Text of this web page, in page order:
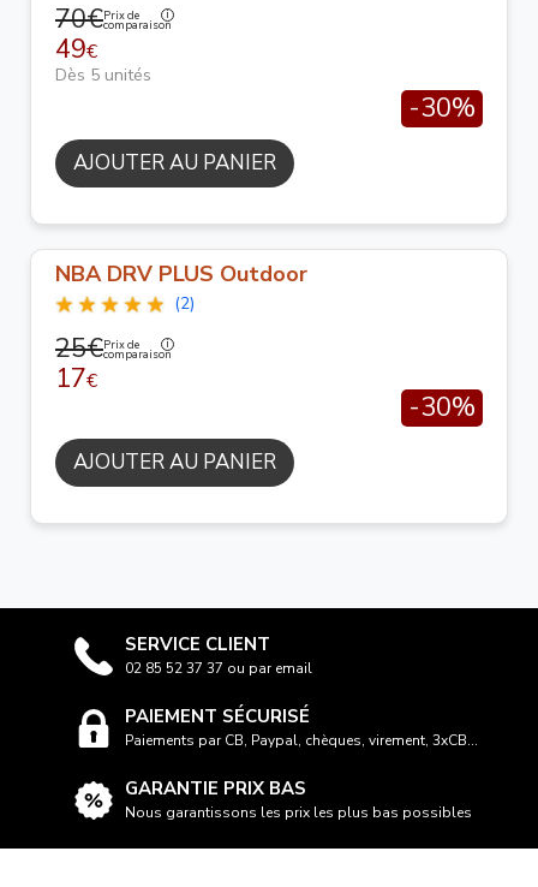
70€Prix de
comparaison
49€
Dès 5 unités
-30%
AJOUTER AU PANIER
NBA DRV PLUS Outdoor
(2)
25€Prix de
comparaison
17€
-30%
AJOUTER AU PANIER
SERVICE CLIENT
02 85 52 37 37 ou par email
PAIEMENT SÉCURISÉ
Paiements par CB, Paypal, chèques, virement, 3xCB...
GARANTIE PRIX BAS
Nous garantissons les prix les plus bas possibles